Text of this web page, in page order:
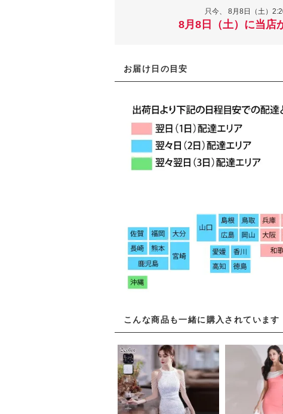
只今、 8月8日（土）
8月8日（土）に当店
お届け日の目安
こんな商品も一緒に購入されています